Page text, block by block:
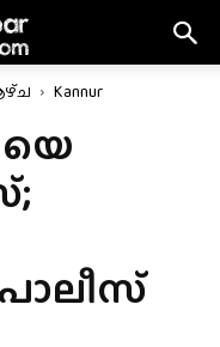
Kannur